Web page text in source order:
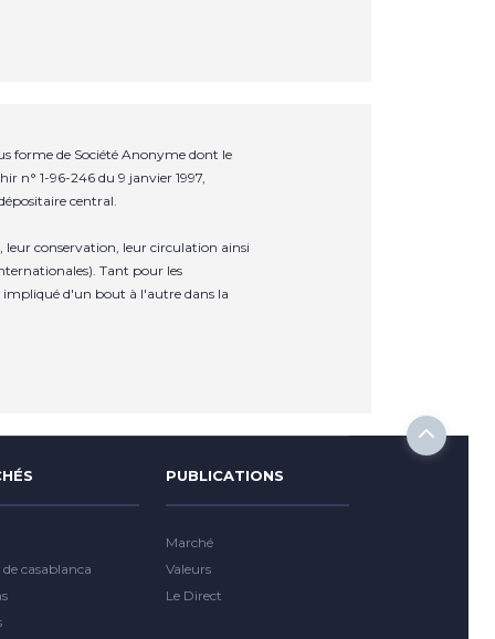
forme de Société Anonyme dont le
n° 1-96-246 du 9 janvier 1997,
central.
leur conservation, leur circulation ainsi
Tant pour les
impliqué d'un bout à l'autre dans la
de casablanca
PUBLICATIONS
Marché
Valeurs
Le Direct